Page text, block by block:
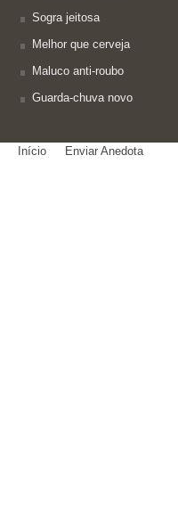
Sogra jeitosa
Melhor que cerveja
Maluco anti-roubo
Guarda-chuva novo
Início Enviar Anedota